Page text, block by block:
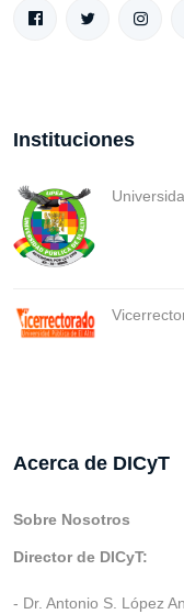
Instituciones
Acerca de DICyT
Sobre Nosotros
Director de DICyT:
- Dr. Antonio S. López